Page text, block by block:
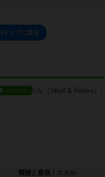
トップに戻る
レビュー
髑髏と薔薇 / スカル